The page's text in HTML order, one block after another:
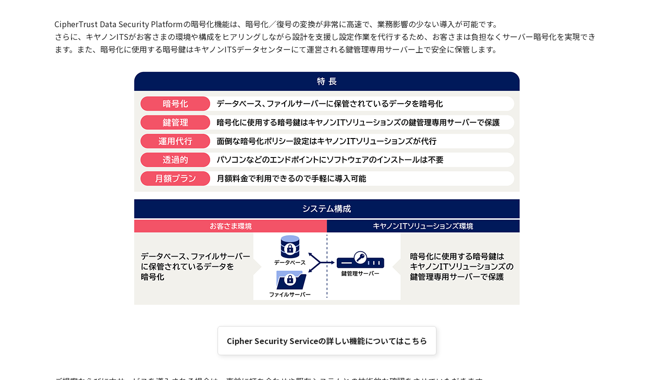
CipherTrust Data Security Platformの暗号化機能は、暗号化／復号の変換が非常に高速で、業務影響の少ない導入が可能です。
さらに、キヤノンITSがお客さまの環境や構成をヒアリングしながら設計を支援し設定作業を代行するため、お客さまは負担なくサーバー暗号化を実現でき
ます。また、暗号化に使用する暗号鍵はキヤノンITSデータセンターにて運営される鍵管理専用サーバー上で安全に保管します。
Cipher Security Serviceの詳しい機能についてはこちら